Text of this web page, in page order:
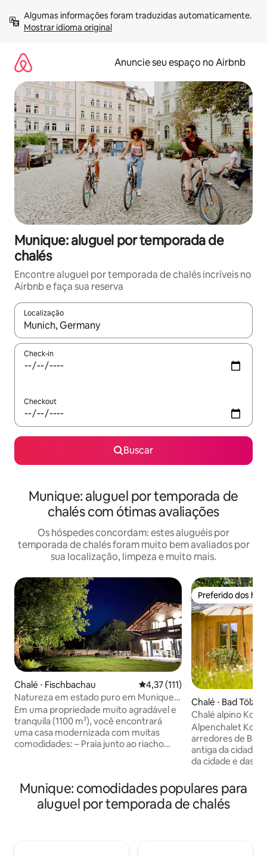
para
Mostrar idioma original
Anuncie seu espaço no Airbnb
Munique: aluguel por temporada de
chalés
Encontre aluguel por temporada de chalés incríveis no
Airbnb e faça sua reserva
Localização
Quando os resultados estiverem disponíveis, explore-os
Check-in
Checkout
Buscar
Munique: aluguel por temporada de
chalés com ótimas avaliações
Os hóspedes concordam: estes aluguéis por
temporada de chalés foram muito bem avaliados por
sua localização, limpeza e muito mais.
Chalé ⋅ Fischbachau 4,37 de uma avaliação média
4,37 (111)
Natureza em estado puro em Munique
— Alpes
Em uma propriedade muito agradável e
tranquila (1100 m²), você encontrará
uma casa modernizada com muitas
comodidades: – Praia junto ao riacho
casa, 6 mesas – Projetor com tela de
2x3m e sistema de som – 4 (5º quarto €
50,00) quartos grandes, sala comum de
Preferido dos
Preferido dos
Chalé ⋅ Bad Tölz
Chalé alpino
panorâmica em
Alpenchalet
arredores de Bad
antiga da cidade,
da cidade e das
teto de madeira
designer em aço
dois terraços
Munique: comodidades populares para
aluguel por temporada de chalés